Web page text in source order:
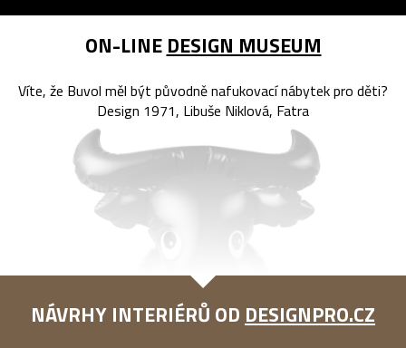
ON-LINE DESIGN MUSEUM
Víte, že Buvol měl být původně nafukovací nábytek pro děti?
Design 1971, Libuše Niklová, Fatra
NÁVRHY INTERIÉRŮ OD DESIGNPRO.CZ